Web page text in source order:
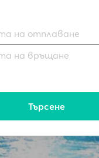
на отплаване
на връщане
Търсене